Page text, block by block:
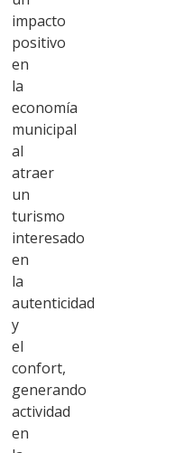
impacto
positivo
en
la
economía
municipal
al
atraer
un
turismo
interesado
en
la
autenticidad
y
el
confort,
generando
actividad
en